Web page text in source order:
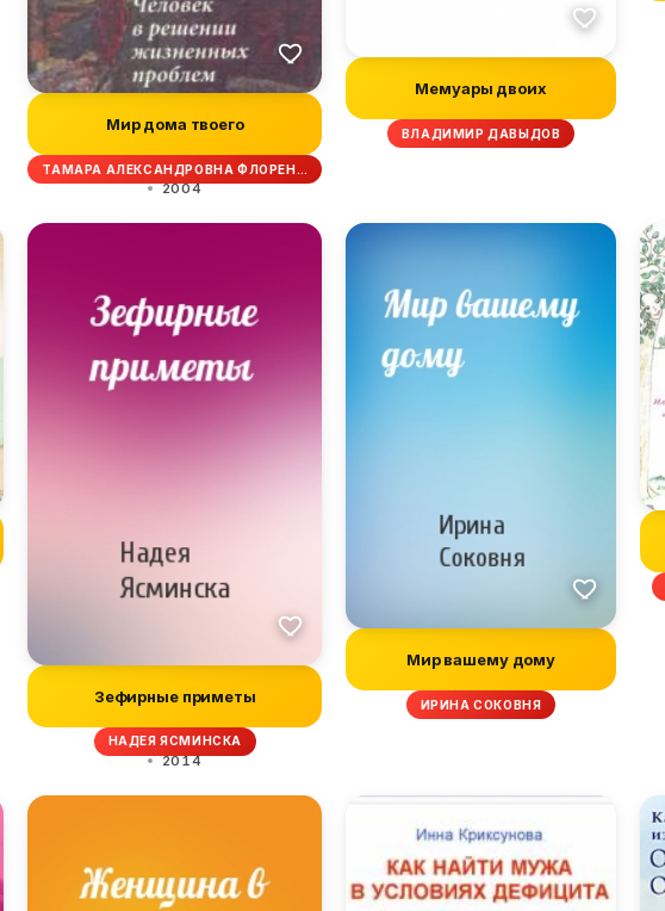
Мир дома твоего
ТАМАРА АЛЕКСАНДРОВНА ФЛОРЕН…
2004
Мемуары двоих
ВЛАДИМИР ДАВЫДОВ
Зефирные приметы
НАДЕЯ ЯСМИНСКА
2014
Мир вашему дому
ИРИНА СОКОВНЯ